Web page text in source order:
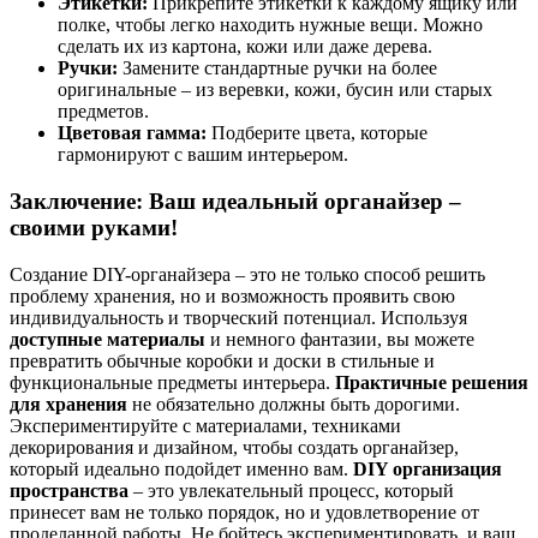
полке, чтобы легко находить нужные вещи. Можно
сделать их из картона, кожи или даже дерева.
Ручки: Замените стандартные ручки на более
оригинальные – из веревки, кожи, бусин или старых
предметов.
Цветовая гамма: Подберите цвета, которые
гармонируют с вашим интерьером.
Заключение: Ваш идеальный органайзер –
своими руками!
Создание DIY-органайзера – это не только способ решить
проблему хранения, но и возможность проявить свою
индивидуальность и творческий потенциал. Используя
доступные материалы и немного фантазии, вы можете
превратить обычные коробки и доски в стильные и
функциональные предметы интерьера. Практичные решения
для хранения не обязательно должны быть дорогими.
Экспериментируйте с материалами, техниками
декорирования и дизайном, чтобы создать органайзер,
который идеально подойдет именно вам. DIY организация
пространства – это увлекательный процесс, который
принесет вам не только порядок, но и удовлетворение от
проделанной работы. Не бойтесь экспериментировать, и ваш